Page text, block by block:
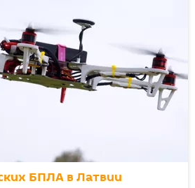
БПЛА в Латвии